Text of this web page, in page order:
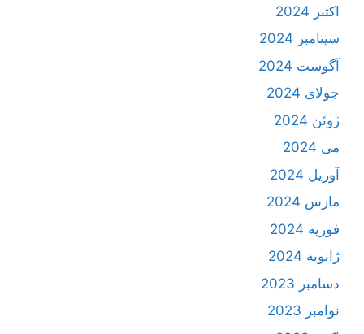
اکتبر 2024
سپتامبر 2024
آگوست 2024
جولای 2024
ژوئن 2024
می 2024
آوریل 2024
مارس 2024
فوریه 2024
ژانویه 2024
دسامبر 2023
نوامبر 2023